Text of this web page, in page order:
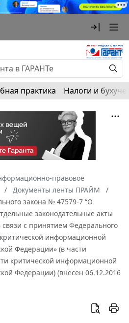
практика Налоги и
правовое
Документы ленты ПРАЙМ
закона № 47579-7 “О
законодательные акты
с принятием Федерального
информационной
Федерации» (в части
критической информационной
Федерации) (внесен 06.12.2016